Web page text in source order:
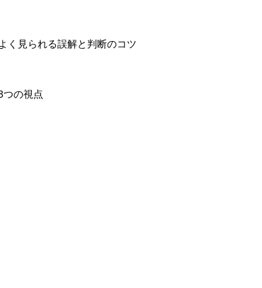
く見られる誤解と判断のコツ
つの視点